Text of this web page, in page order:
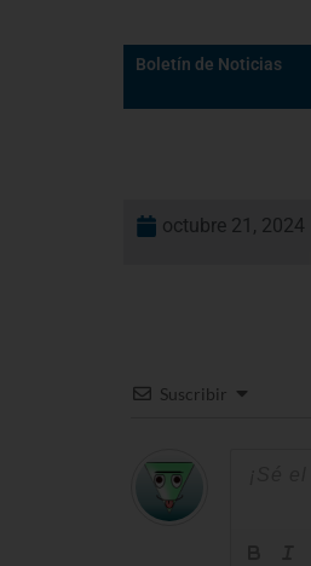
Boletín de Noticias
octubre 21, 2024
Suscribir